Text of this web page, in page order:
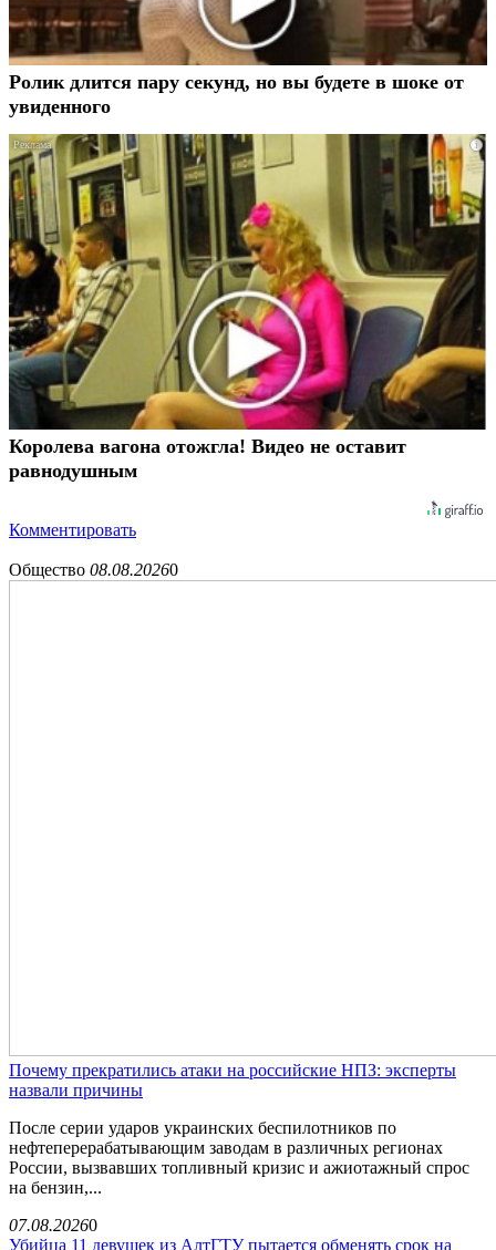
Ролик длится пару секунд, но вы будете в шоке от
увиденного
i
Королева вагона отожгла! Видео не оставит
равнодушным
Комментировать
Общество 08.08.20260
Почему прекратились атаки на российские НПЗ: эксперты
назвали причины
После серии ударов украинских беспилотников по
нефтеперерабатывающим заводам в различных регионах
России, вызвавших топливный кризис и ажиотажный спрос
на бензин,...
07.08.20260
Убийца 11 девушек из АлтГТУ пытается обменять срок на